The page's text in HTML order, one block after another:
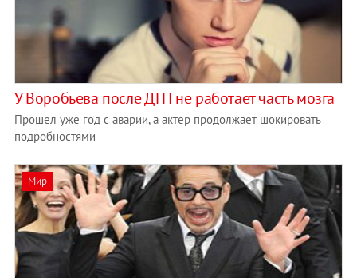
У Воробьева после ДТП не работает часть мозга
Прошел уже год с аварии, а актер продолжает шокировать
подробностями
Мир